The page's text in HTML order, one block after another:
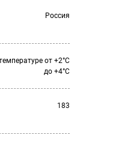
Россия
от +2°С
до +4°С
183